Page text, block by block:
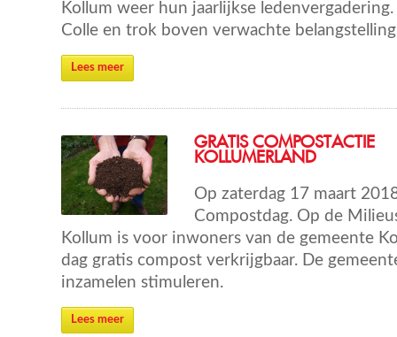
Kollum weer hun jaarlijkse
Colle en trok boven verwachte
Lees meer
GRATIS COMPOSTACTIE
KOLLUMERLAND
Op zaterdag 17 maart
Compostdag. Op de
Kollum is voor inwoners van de gemeente
dag gratis compost verkrijgbaar. De
inzamelen stimuleren.
Lees meer